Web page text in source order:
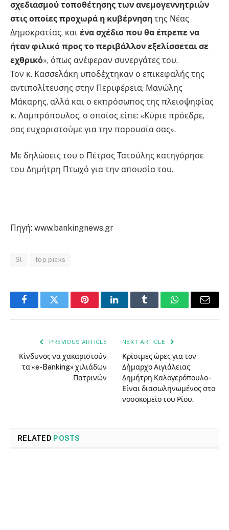
σχεδιασμού τοποθέτησης των ανεμογεννητριών
στις οποίες προχωρά η κυβέρνηση της Νέας
Δημοκρατίας, και ένα σχέδιο που θα έπρεπε να
ήταν φιλικό προς το περιβάλλον εξελίσσεται σε
εχθρικό», όπως ανέφεραν συνεργάτες του.
Τον κ. Κασσελάκη υποδέχτηκαν ο επικεφαλής της
αντιπολίτευσης στην Περιφέρεια, Μανώλης
Μάκαρης, αλλά και ο εκπρόσωπος της πλειοψηφίας
κ. Λαμπρόπουλος, ο οποίος είπε: «Κύριε πρόεδρε,
σας ευχαριστούμε για την παρουσία σας».
Με δηλώσεις του ο Πέτρος Τατούλης κατηγόρησε
του Δημήτρη Πτωχό για την απουσία του.
Πηγή: www.bankingnews.gr
Sl top picks
FacebookTwitter PinterestLinkedInTumblr WhatsAppEmail
PREVIOUS ARTICLE
Κίνδυνος να χακαριστούν
τα «e-Banking» χιλιάδων
Πατρινών
NEXT ARTICLE
Κρίσιμες ώρες για τον
Δήμαρχο Αιγιάλειας
Δημήτρη Καλογερόπουλο-
Είναι διασωληνωμένος στο
νοσοκομείο του Ρίου.
RELATED POSTS